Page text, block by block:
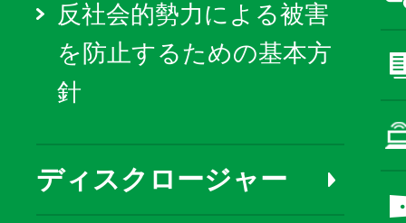
反社会的勢力による被害
を防止するための基本方
針
ディスクロージャー